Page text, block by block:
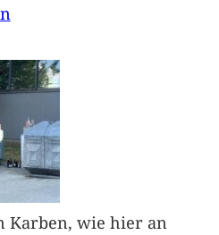
Karben, wie hier an